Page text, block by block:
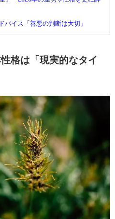
バイス「善悪の判断は大切」
格は「現実的なタイ